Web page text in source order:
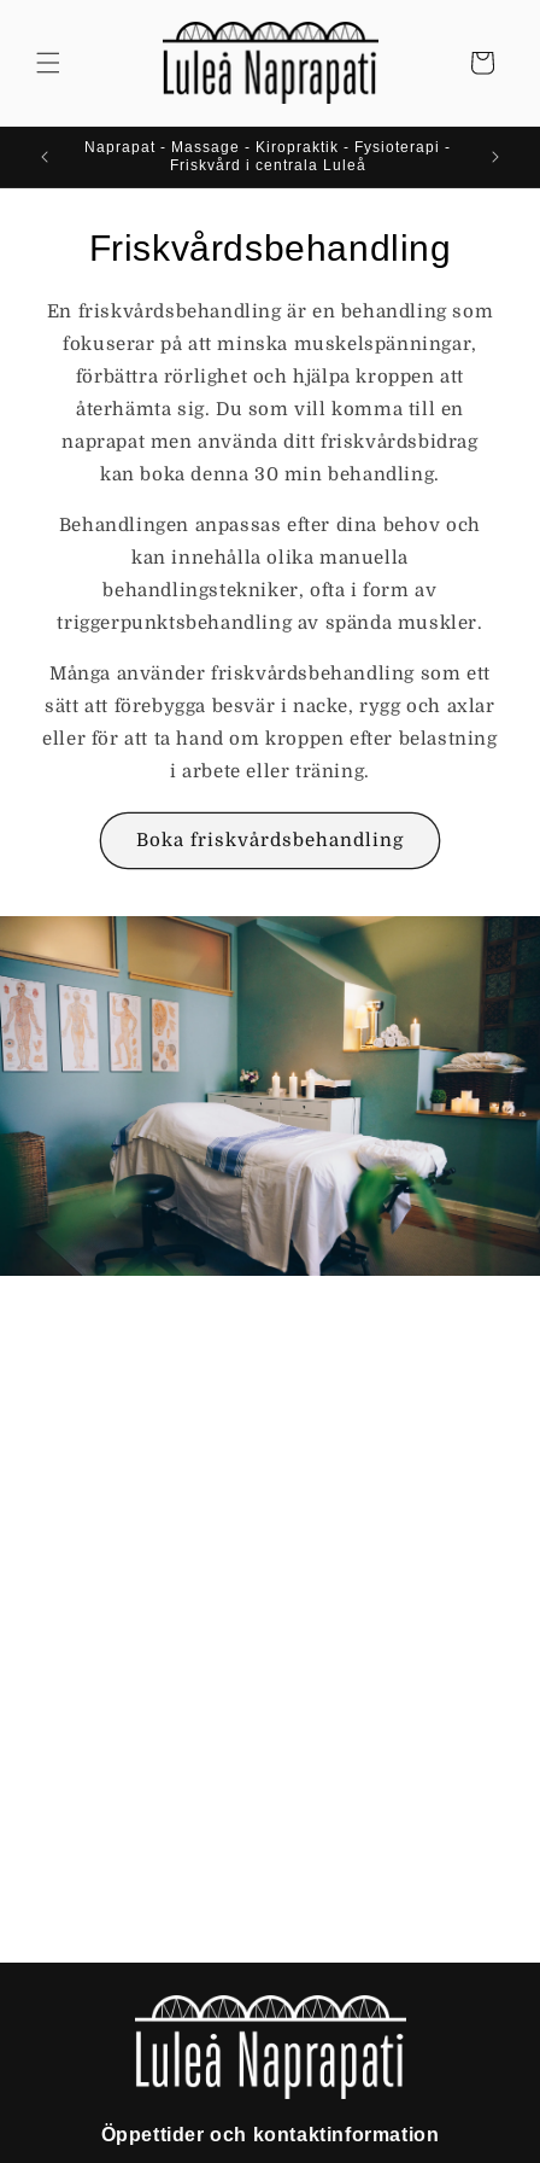
innehåll
Varukorg
Naprapat - Massage - Kiropraktik - Fysioterapi -
Friskvård i centrala Luleå
Friskvårdsbehandling
En friskvårdsbehandling är en behandling som
fokuserar på att minska muskelspänningar,
förbättra rörlighet och hjälpa kroppen att
återhämta sig. Du som vill komma till en
naprapat men använda ditt friskvårdsbidrag
kan boka denna 30 min behandling.
Behandlingen anpassas efter dina behov och
kan innehålla olika manuella
behandlingstekniker, ofta i form av
triggerpunktsbehandling av spända muskler.
Många använder friskvårdsbehandling som ett
sätt att förebygga besvär i nacke, rygg och axlar
eller för att ta hand om kroppen efter belastning
i arbete eller träning.
Boka friskvårdsbehandling
Öppettider och kontaktinformation